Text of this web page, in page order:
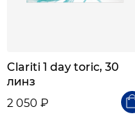
Clariti 1 day toric, 30
линз
2 050 ₽